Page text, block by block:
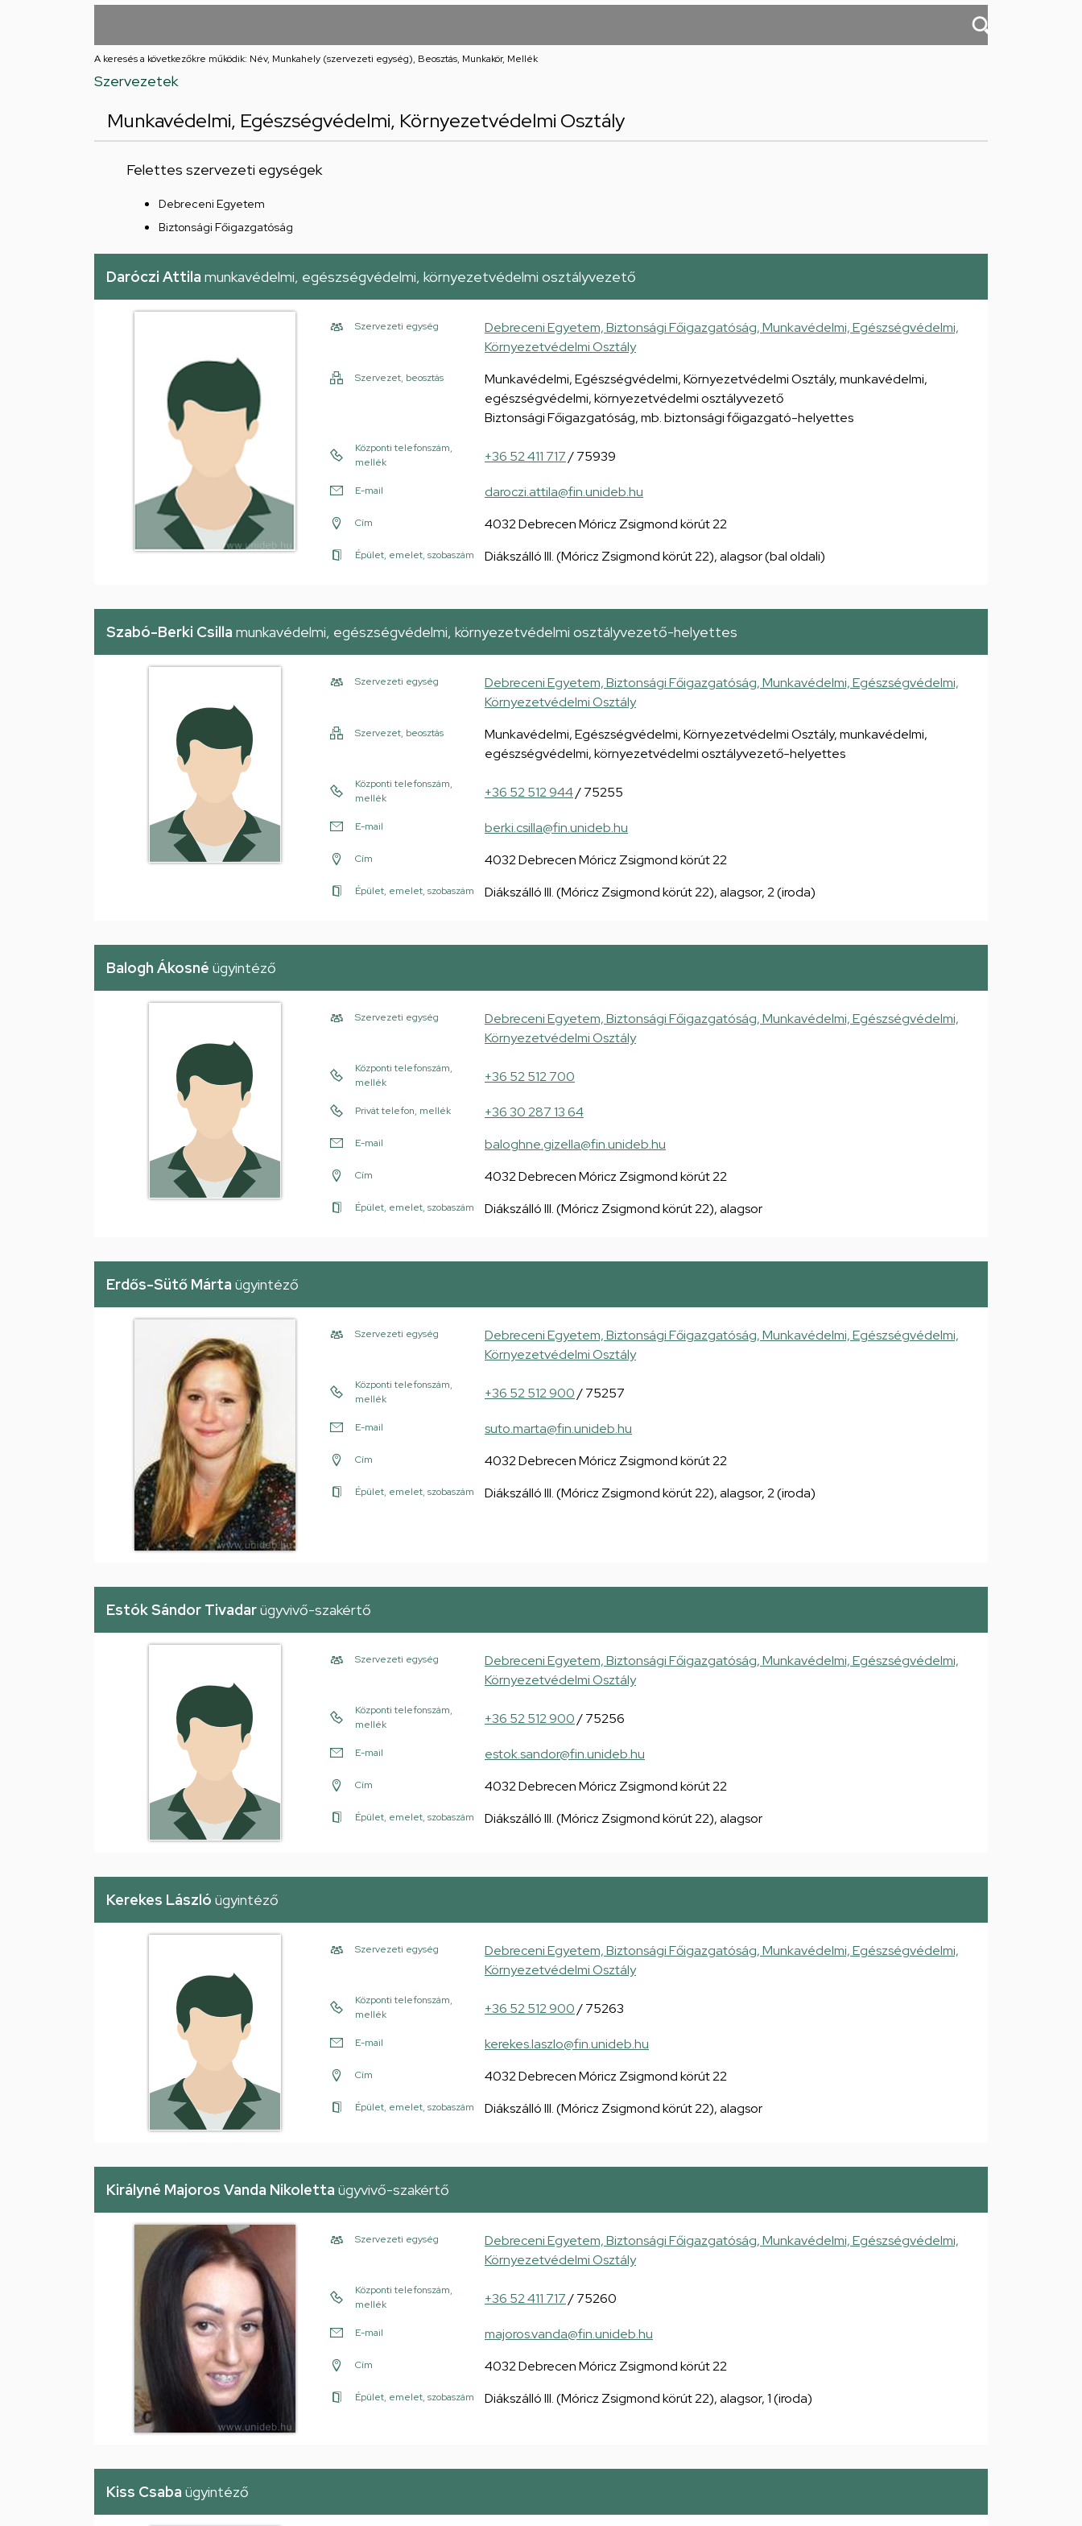
feladatellátási
A keresés a következőkre működik: Név, Munkahely (szervezeti egység), Beosztás, Munkakör, Mellék
Szervezetek
Munkavédelmi, Egészségvédelmi, Környezetvédelmi Osztály
Felettes szervezeti egységek
Debreceni Egyetem
Biztonsági Főigazgatóság
Daróczi Attila munkavédelmi, egészségvédelmi, környezetvédelmi osztályvezető
Szervezeti egység
Debreceni Egyetem, Biztonsági Főigazgatóság, Munkavédelmi, Egészségvédelmi,
Környezetvédelmi Osztály
Szervezet, beosztás
Munkavédelmi, Egészségvédelmi, Környezetvédelmi Osztály, munkavédelmi,
egészségvédelmi, környezetvédelmi osztályvezető
Biztonsági Főigazgatóság, mb. biztonsági főigazgató-helyettes
Központi telefonszám,
mellék
+36 52 411 717/ 75939
E-mail daroczi.attila@fin.unideb.hu
Cím 4032 Debrecen Móricz Zsigmond körút 22
Épület, emelet, szobaszám Diákszálló III. (Móricz Zsigmond körút 22), alagsor (bal oldali)
Szabó-Berki Csilla munkavédelmi, egészségvédelmi, környezetvédelmi osztályvezető-helyettes
Szervezeti egység
Debreceni Egyetem, Biztonsági Főigazgatóság, Munkavédelmi, Egészségvédelmi,
Környezetvédelmi Osztály
Szervezet, beosztás
Munkavédelmi, Egészségvédelmi, Környezetvédelmi Osztály, munkavédelmi,
egészségvédelmi, környezetvédelmi osztályvezető-helyettes
Központi telefonszám,
mellék
+36 52 512 944/ 75255
E-mail berki.csilla@fin.unideb.hu
Cím 4032 Debrecen Móricz Zsigmond körút 22
Épület, emelet, szobaszám Diákszálló III. (Móricz Zsigmond körút 22), alagsor, 2 (iroda)
Balogh Ákosné ügyintéző
Szervezeti egység
Debreceni Egyetem, Biztonsági Főigazgatóság, Munkavédelmi, Egészségvédelmi,
Környezetvédelmi Osztály
Központi telefonszám,
mellék
+36 52 512 700
Privát telefon, mellék +36 30 287 13 64
E-mail baloghne.gizella@fin.unideb.hu
Cím 4032 Debrecen Móricz Zsigmond körút 22
Épület, emelet, szobaszám Diákszálló III. (Móricz Zsigmond körút 22), alagsor
Erdős-Sütő Márta ügyintéző
Szervezeti egység
Debreceni Egyetem, Biztonsági Főigazgatóság, Munkavédelmi, Egészségvédelmi,
Környezetvédelmi Osztály
Központi telefonszám,
mellék
+36 52 512 900/ 75257
E-mail suto.marta@fin.unideb.hu
Cím 4032 Debrecen Móricz Zsigmond körút 22
Épület, emelet, szobaszám Diákszálló III. (Móricz Zsigmond körút 22), alagsor, 2 (iroda)
Estók Sándor Tivadarügyvivő-szakértő
Szervezeti egység
Debreceni Egyetem, Biztonsági Főigazgatóság, Munkavédelmi, Egészségvédelmi,
Környezetvédelmi Osztály
Központi telefonszám,
mellék
+36 52 512 900/ 75256
E-mail estok.sandor@fin.unideb.hu
Cím 4032 Debrecen Móricz Zsigmond körút 22
Épület, emelet, szobaszám Diákszálló III. (Móricz Zsigmond körút 22), alagsor
Kerekes László ügyintéző
Szervezeti egység
Debreceni Egyetem, Biztonsági Főigazgatóság, Munkavédelmi, Egészségvédelmi,
Környezetvédelmi Osztály
Központi telefonszám,
mellék
+36 52 512 900/ 75263
E-mail kerekes.laszlo@fin.unideb.hu
Cím 4032 Debrecen Móricz Zsigmond körút 22
Épület, emelet, szobaszám Diákszálló III. (Móricz Zsigmond körút 22), alagsor
Királyné Majoros Vanda Nikoletta ügyvivő-szakértő
Szervezeti egység
Debreceni Egyetem, Biztonsági Főigazgatóság, Munkavédelmi, Egészségvédelmi,
Környezetvédelmi Osztály
Központi telefonszám,
mellék
+36 52 411 717/ 75260
E-mail majoros.vanda@fin.unideb.hu
Cím 4032 Debrecen Móricz Zsigmond körút 22
Épület, emelet, szobaszám Diákszálló III. (Móricz Zsigmond körút 22), alagsor, 1 (iroda)
Kiss Csaba ügyintéző